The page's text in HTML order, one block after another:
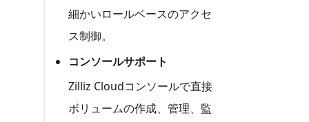
細かいロールベースのアクセ
ス制御。
コンソールサポート
Zilliz Cloudコンソールで直接
ボリュームの作成、管理、監